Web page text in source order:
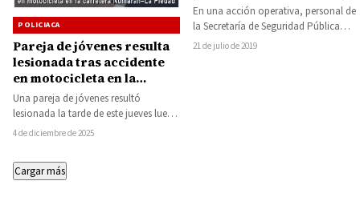
POLICIACA
Pareja de jóvenes resulta
lesionada tras accidente
en motocicleta en la
carretera Numarán–La
Piedad
Una pareja de jóvenes resultó
lesionada la tarde de este jueves luego
de sufrir un accidente cuando
4 de diciembre de 2025
En una acción operativa, personal de
la Secretaría de Seguridad Pública
(SSP), detuvo a una persona del
21 de julio de 2019
Cargar más